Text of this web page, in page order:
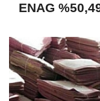
ENAG